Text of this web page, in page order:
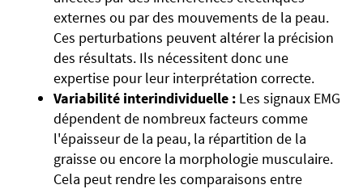
externes ou par des mouvements de la peau.
Ces perturbations peuvent altérer la précision
des résultats. Ils nécessitent donc une
expertise pour leur interprétation correcte.
Variabilité interindividuelle : Les signaux EMG
dépendent de nombreux facteurs comme
l'épaisseur de la peau, la répartition de la
graisse ou encore la morphologie musculaire.
Cela peut rendre les comparaisons entre